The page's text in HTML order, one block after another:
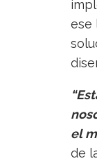
ese
el
de